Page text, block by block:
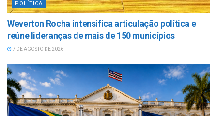
POLÍTICA
Weverton Rocha intensifica articulação política e
reúne lideranças de mais de 150 municípios
7 DE AGOSTO DE 2026